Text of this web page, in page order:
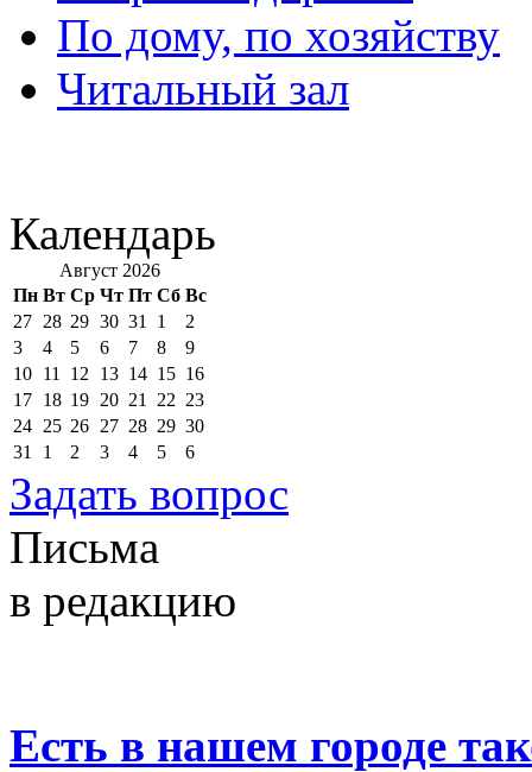
По дому, по хозяйству
Читальный зал
Календарь
Август 2026
Пн Вт Ср Чт Пт Сб Вс
27 28 29 30 31 1
2
3
4 5 6 7 8
9
10 11 12 13 14 15 16
17 18 19 20 21 22 23
24 25 26 27 28 29 30
31
1 2 3 4 5 6
Задать вопрос
Письма
в редакцию
Есть в нашем городе